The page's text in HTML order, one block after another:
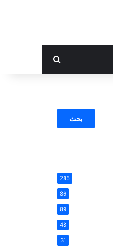
285
86
89
48
31